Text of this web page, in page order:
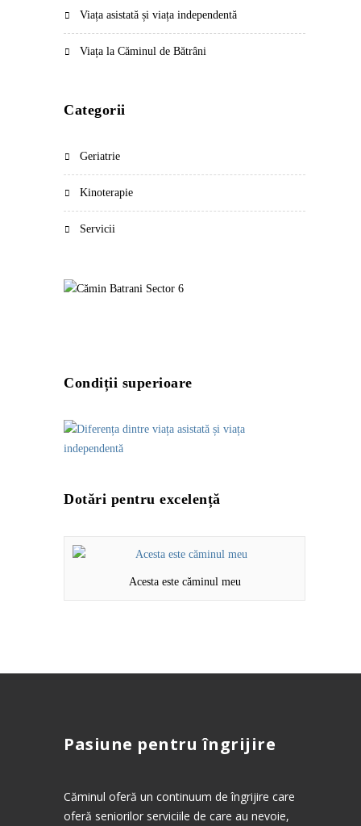
Viața asistată și viața independentă
Viața la Căminul de Bătrâni
Categorii
Geriatrie
Kinoterapie
Servicii
Condiții superioare
Dotări pentru excelență
Acesta este căminul meu
Pasiune pentru îngrijire
Căminul oferă un continuum de îngrijire care
oferă seniorilor serviciile de care au nevoie,